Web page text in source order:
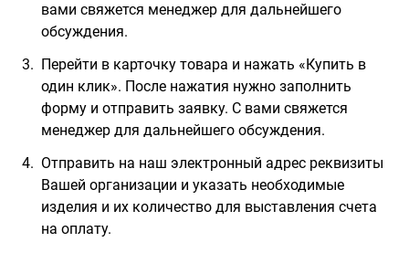
вами свяжется менеджер для дальнейшего
обсуждения.
Перейти в карточку товара и нажать «Купить в
один клик». После нажатия нужно заполнить
форму и отправить заявку. С вами свяжется
менеджер для дальнейшего обсуждения.
Отправить на наш электронный адрес реквизиты
Вашей организации и указать необходимые
изделия и их количество для выставления счета
на оплату.